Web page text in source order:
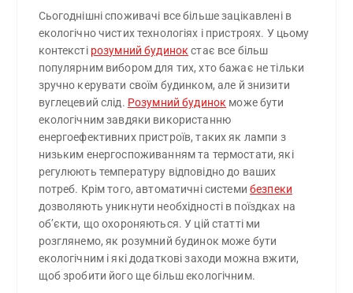
Сьогоднішні споживачі все більше зацікавлені в
екологічно чистих технологіях і пристроях. У цьому
контексті розумний будинокстає все більш
популярним вибором для тих, хто бажає не тільки
зручно керувати своїм будинком, але й знизити
вуглецевий слід. Розумний будинок може бути
екологічним завдяки використанню
енергоефективних пристроїв, таких як лампи з
низьким енергоспоживанням та термостати, які
регулюють температуру відповідно до ваших
потреб. Крім того, автоматичні системи безпеки
дозволяють уникнути необхідності в поїздках на
об’єкти, що охороняються. У цій статті ми
розглянемо, як розумний будинок може бути
екологічним і які додаткові заходи можна вжити,
щоб зробити його ще більш екологічним.